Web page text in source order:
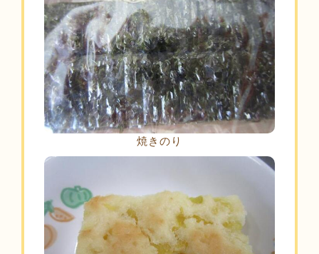
焼きのり